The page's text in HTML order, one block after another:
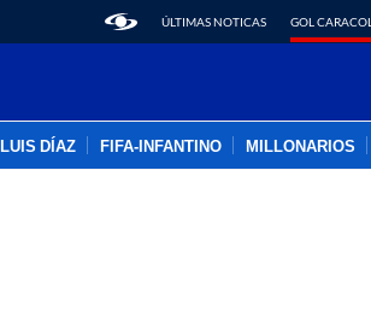
ÚLTIMAS NOTICAS GOL CARACOL
LUIS DÍAZ FIFA-INFANTINO MILLONARIOS